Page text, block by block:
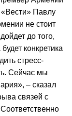
Павлу
не стоит
до того,
конкретика
стресс-
Сейчас мы
– сказал
связей с